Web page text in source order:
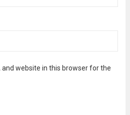
and website in this browser for the